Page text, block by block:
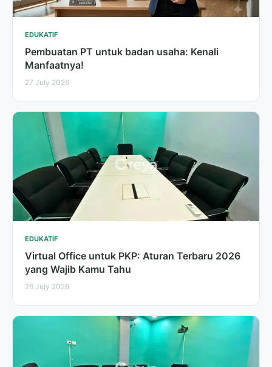
EDUKATIF
Pembuatan PT untuk badan usaha: Kenali
Manfaatnya!
27 July 2026
EDUKATIF
Virtual Office untuk PKP: Aturan Terbaru 2026
yang Wajib Kamu Tahu
26 July 2026